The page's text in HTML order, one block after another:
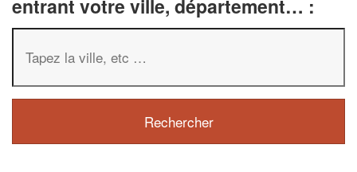
entrant votre ville, département… :
✕
professionnel ?
Augmentez votre